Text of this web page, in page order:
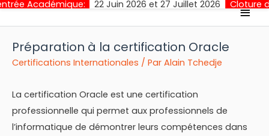
22 Juin 2026 et 27 Juillet 2026 Cloture des
Préparation à la certification Oracle
Certifications Internationales / Par Alain Tchedje
La certification Oracle est une certification
professionnelle qui permet aux professionnels de
l’informatique de démontrer leurs compétences dans